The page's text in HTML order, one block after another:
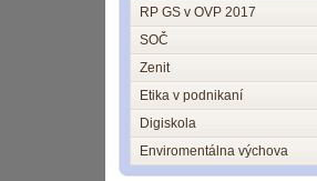
RP GS v OVP 2017
SOČ
Zenit
Etika v podnikaní
Digiskola
Enviromentálna výchova